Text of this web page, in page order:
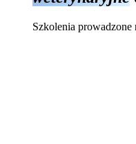
Szkolenia